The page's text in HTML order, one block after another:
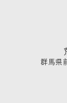
群馬県